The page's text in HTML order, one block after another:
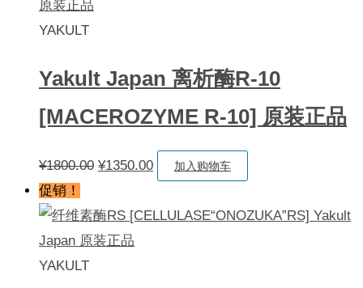
YAKULT
Yakult Japan 离析酶R-10
[MACEROZYME R-10] 原装正品
¥1800.00 原
为：
¥1800.00。
¥1350.00当
价
加入购物车
促销！
YAKULT